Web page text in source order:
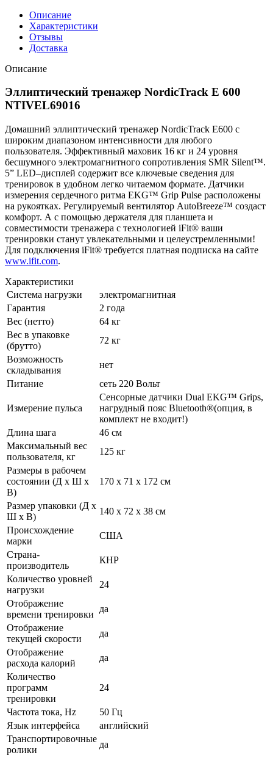
Описание
Характеристики
Отзывы
Доставка
Описание
Эллиптический тренажер NordicTrack E 600
NTIVEL69016
Домашний эллиптический тренажер NordicTrack E600 с
широким диапазоном интенсивности для любого
пользователя. Эффективный маховик 16 кг и 24 уровня
бесшумного электромагнитного сопротивления SMR Silent™.
5” LED–дисплей содержит все ключевые сведения для
тренировок в удобном легко читаемом формате. Датчики
измерения сердечного ритма EKG™ Grip Pulse расположены
на рукоятках. Регулируемый вентилятор AutoBreeze™ создаст
комфорт. А с помощью держателя для планшета и
совместимости тренажера с технологией iFit® ваши
тренировки станут увлекательными и целеустремленными!
Для подключения iFit® требуется платная подписка на сайте
www.ifit.com.
Характеристики
Система нагрузки
электромагнитная
Гарантия
2 года
Вес (нетто)
64 кг
Вес в упаковке
(брутто)
72 кг
Возможность
складывания
нет
Питание
сеть 220 Вольт
Измерение пульса
Сенсорные датчики Dual EKG™ Grips,
нагрудный пояс Bluetooth®(опция, в
комплект не входит!)
Длина шага
46 см
Максимальный вес
пользователя, кг
125 кг
Размеры в рабочем
состоянии (Д х Ш х
В)
170 х 71 х 172 см
Размер упаковки (Д х
Ш х В)
140 х 72 х 38 см
Происхождение
марки
США
Страна-
производитель
КНР
Количество уровней
нагрузки
24
Отображение
времени тренировки
да
Отображение
текущей скорости
да
Отображение
расхода калорий
да
Количество
программ
тренировки
24
Частота тока, Hz
50 Гц
Язык интерфейса
английский
Транспортировочные
ролики
да